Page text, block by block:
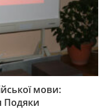
мови:
Подяки